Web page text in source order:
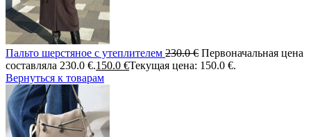
Пальто шерстяное с утеплителем 230.0€ Первоначальная цена
составляла 230.0 €.150.0 €Текущая цена: 150.0 €.
Вернуться к товарам